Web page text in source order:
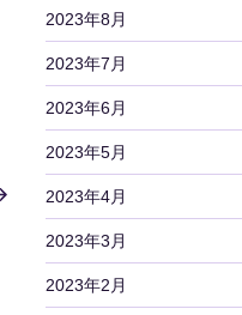
2023年8月
2023年7月
2023年6月
2023年5月
2023年4月
2023年3月
2023年2月